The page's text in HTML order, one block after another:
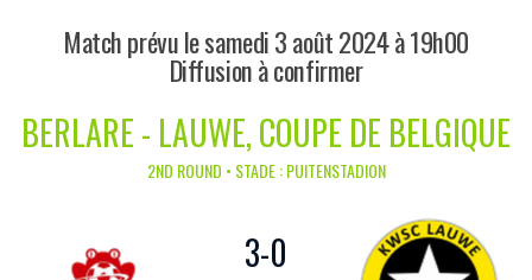
Match prévu le samedi 3 août 2024 à 19h00
Diffusion à confirmer
BERLARE - LAUWE, COUPE DE BELGIQUE
2ND ROUND • STADE : PUITENSTADION
3-0